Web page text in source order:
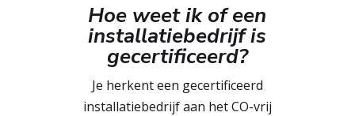
Hoe weet ik of een
installatiebedrijf is
gecertificeerd?
Je herkent een gecertificeerd
installatiebedrijf aan het CO-vrij